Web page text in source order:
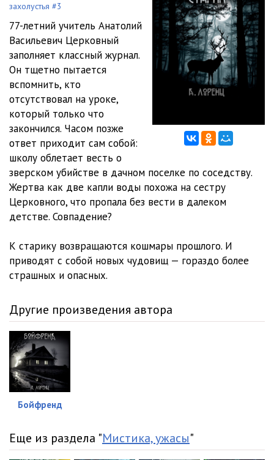
захолустья #3
77-летний учитель Анатолий
Васильевич Церковный
заполняет классный журнал.
Он тщетно пытается
вспомнить, кто
отсутствовал на уроке,
который только что
закончился. Часом позже
ответ приходит сам собой:
школу облетает весть о
зверском убийстве в дачном поселке по соседству.
Жертва как две капли воды похожа на сестру
Церковного, что пропала без вести в далеком
детстве. Совпадение?
К старику возвращаются кошмары прошлого. И
приводят с собой новых чудовищ — гораздо более
страшных и опасных.
Другие произведения автора
Бойфренд
Еще из раздела "Мистика, ужасы"